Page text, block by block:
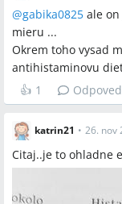
pokožky
môže kožu z
Bude Skin‑Cap
distributora,
Do akej miery sú
súčasné šarže
ekzéme
@gabika0825 ale
mieru ...
Okrem toho vysad
antihistaminovu
👍 1
katrin21 • 26. nov
Citaj..je to ohladne